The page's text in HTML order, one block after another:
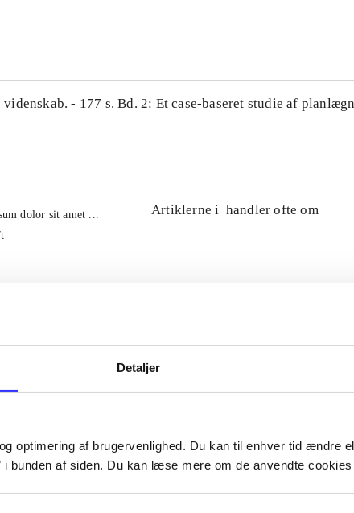
Detaljer
optimering af brugervenlighed. Du kan til enhver tid ændre
bunden af siden. Du kan læse mere om de anvendte cookies
- 177 s. Bd. 2: Et case-baseret studie af
dolor sit amet ...
Artiklerne i handler ofte om